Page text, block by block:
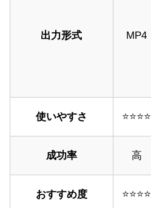
出力形式 MP4
使いやすさ ⭐⭐⭐⭐
成功率 高
おすすめ度 ⭐⭐⭐⭐